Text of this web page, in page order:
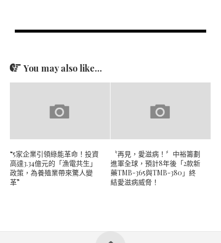
You may also like...
“5家企業引領綠能革命！投資
高達3.34億元的「漁電共生」
政策，為養殖業帶來驚人變
革”
〝再見，愛滋病！〞中裕籌劃
進軍全球，預計8年後「2款新
藥TMB-365與TMB-380」終
結愛滋病威脅！